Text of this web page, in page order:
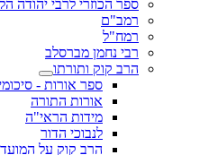
ספר הכוזרי לרבי יהודה
רמב"ם
רמח"ל
רבי נחמן מברסלב
הרב קוק ותורתו
ספר אורות -
אורות התורה
מידות הראי"ה
לנבוכי הדור
הרב קוק על